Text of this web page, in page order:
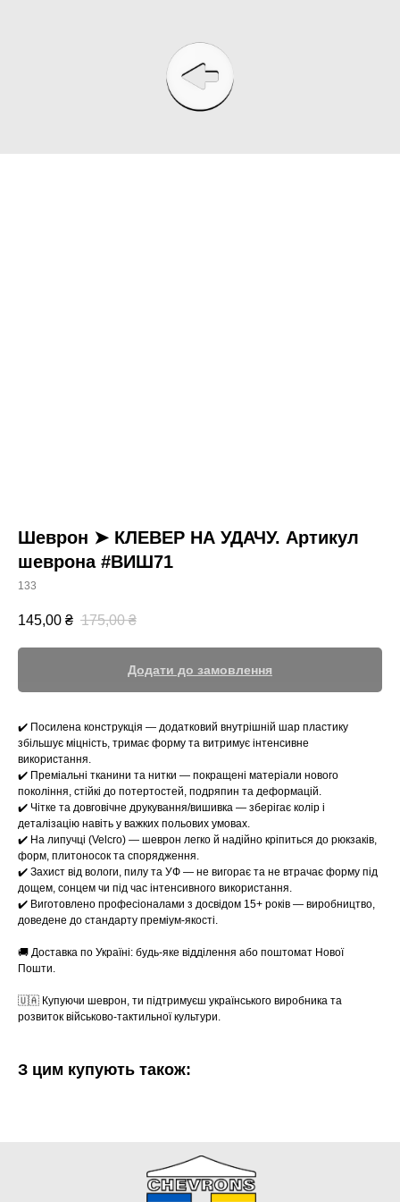
Шеврон ➤ КЛЕВЕР НА УДАЧУ. Артикул
шеврона #ВИШ71
133
145,00 ₴ 175,00 ₴
Додати до замовлення
✔️ Посилена конструкція — додатковий внутрішній шар пластику
збільшує міцність, тримає форму та витримує інтенсивне
використання.
✔️ Преміальні тканини та нитки — покращені матеріали нового
покоління, стійкі до потертостей, подряпин та деформацій.
✔️ Чітке та довговічне друкування/вишивка — зберігає колір і
деталізацію навіть у важких польових умовах.
✔️ На липучці (Velcro) — шеврон легко й надійно кріпиться до рюкзаків,
форм, плитоносок та спорядження.
✔️ Захист від вологи, пилу та УФ — не вигорає та не втрачає форму під
дощем, сонцем чи під час інтенсивного використання.
✔️ Виготовлено професіоналами з досвідом 15+ років — виробництво,
доведене до стандарту преміум-якості.
🚚 Доставка по Україні: будь-яке відділення або поштомат Нової
Пошти.
🇺🇦 Купуючи шеврон, ти підтримуєш українського виробника та
розвиток військово-тактильної культури.
З цим купують також: